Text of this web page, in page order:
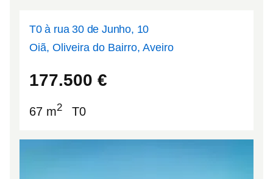
T0 à rua 30 de Junho, 10
Oiã, Oliveira do Bairro, Aveiro
177.500 €
67 m2 T0